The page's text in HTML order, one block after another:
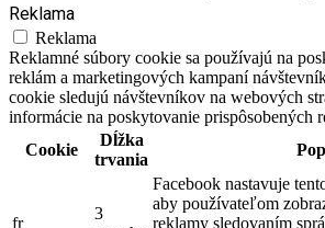
Reklama
Reklama
Reklamné súbory cookie sa používajú na
reklám a marketingových kampaní
cookie sledujú návštevníkov na webových
informácie na poskytovanie prispôsobených
Cookie
Dĺžka
trvania
fr
3
Facebook nastavuje
aby používateľom
reklamy sledovaním